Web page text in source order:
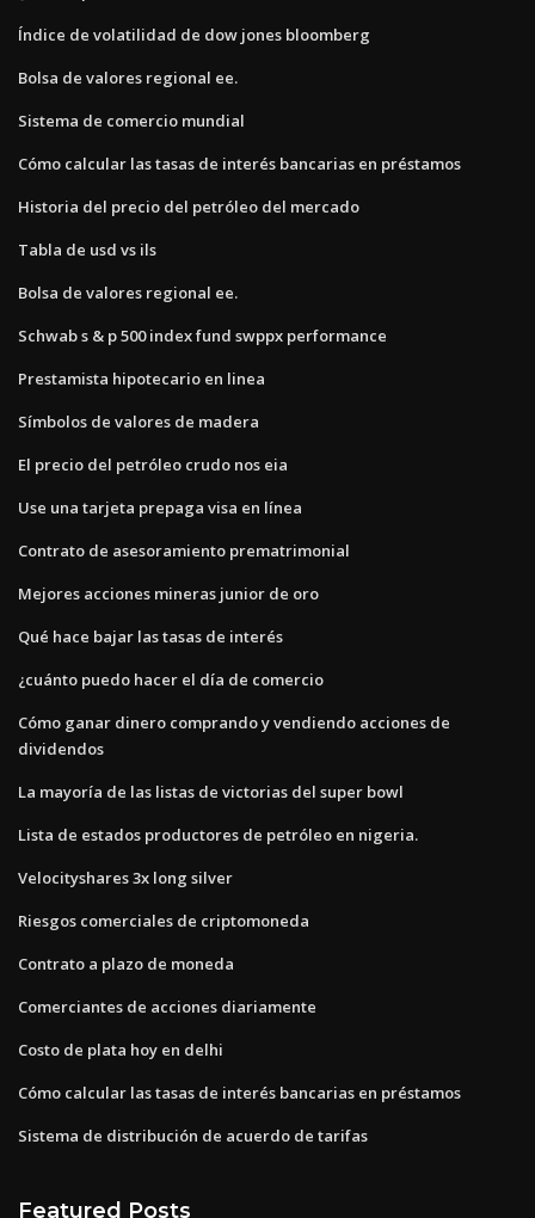
Índice de volatilidad de dow jones bloomberg
Bolsa de valores regional ee.
Sistema de comercio mundial
Cómo calcular las tasas de interés bancarias en préstamos
Historia del precio del petróleo del mercado
Tabla de usd vs ils
Bolsa de valores regional ee.
Schwab s & p 500 index fund swppx performance
Prestamista hipotecario en linea
Símbolos de valores de madera
El precio del petróleo crudo nos eia
Use una tarjeta prepaga visa en línea
Contrato de asesoramiento prematrimonial
Mejores acciones mineras junior de oro
Qué hace bajar las tasas de interés
¿cuánto puedo hacer el día de comercio
Cómo ganar dinero comprando y vendiendo acciones de
dividendos
La mayoría de las listas de victorias del super bowl
Lista de estados productores de petróleo en nigeria.
Velocityshares 3x long silver
Riesgos comerciales de criptomoneda
Contrato a plazo de moneda
Comerciantes de acciones diariamente
Costo de plata hoy en delhi
Cómo calcular las tasas de interés bancarias en préstamos
Sistema de distribución de acuerdo de tarifas
Featured Posts